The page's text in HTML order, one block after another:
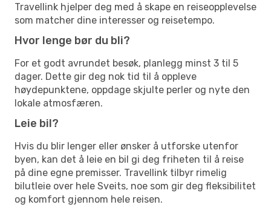
Travellink hjelper deg med å skape en reiseopplevelse
som matcher dine interesser og reisetempo.
Hvor lenge bør du bli?
For et godt avrundet besøk, planlegg minst 3 til 5
dager. Dette gir deg nok tid til å oppleve
høydepunktene, oppdage skjulte perler og nyte den
lokale atmosfæren.
Leie bil?
Hvis du blir lenger eller ønsker å utforske utenfor
byen, kan det å leie en bil gi deg friheten til å reise
på dine egne premisser. Travellink tilbyr rimelig
bilutleie over hele Sveits, noe som gir deg fleksibilitet
og komfort gjennom hele reisen.